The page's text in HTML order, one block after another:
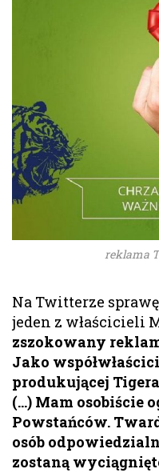
reklama
Na Twitterze
jeden z właścicieli
zszokowany
Jako
produkującej
(…) Mam osobiście
Powstańców.
osób
zostaną